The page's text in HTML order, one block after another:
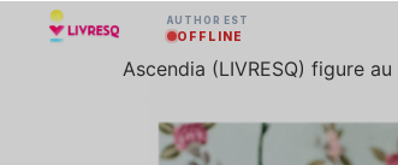
AUTHOR EST
OFFLINE
Ascendia (LIVRESQ) figure